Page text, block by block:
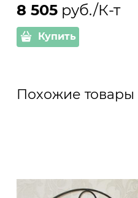
8 505 руб./К-т
Купить
Похожие товары